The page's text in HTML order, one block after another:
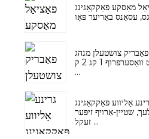
מאַסקע פּאַקקאַגינג
פאַבריק צושטעלן מנהג
געדרוקט וואַסערפּרוף 1 קג 2 ק
...
אָליווע פּאַקקאַגינג
שטיין-אַרויף זיפּער
זעקל ...